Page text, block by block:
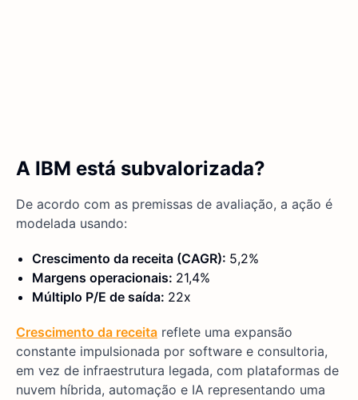
A IBM está subvalorizada?
De acordo com as premissas de avaliação, a ação é
modelada usando:
Crescimento da receita (CAGR): 5,2%
Margens operacionais: 21,4%
Múltiplo P/E de saída: 22x
Crescimento da receita reflete uma expansão
constante impulsionada por software e consultoria,
em vez de infraestrutura legada, com plataformas de
nuvem híbrida, automação e IA representando uma